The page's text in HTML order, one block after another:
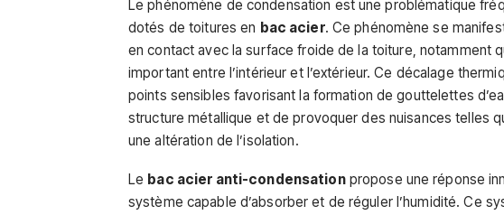
Le phénomène de condensation est une problématique
dotés de toitures en bac acier. Ce phénomène se
en contact avec la surface froide de la toiture, notamment
important entre l’intérieur et l’extérieur. Ce décalage
points sensibles favorisant la formation de gouttelettes
structure métallique et de provoquer des nuisances telles
une altération de l’isolation.
Le bac acier anti-condensationpropose une réponse
système capable d’absorber et de réguler l’humidité. Ce